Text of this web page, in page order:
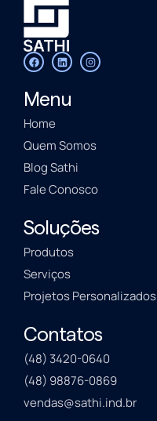
Menu
Home
Quem Somos
Blog Sathi
Fale Conosco
Soluções
Produtos
Serviços
Projetos Personalizados
Contatos
(48) 3420-0640
(48) 98876-0869
vendas@sathi.ind.br